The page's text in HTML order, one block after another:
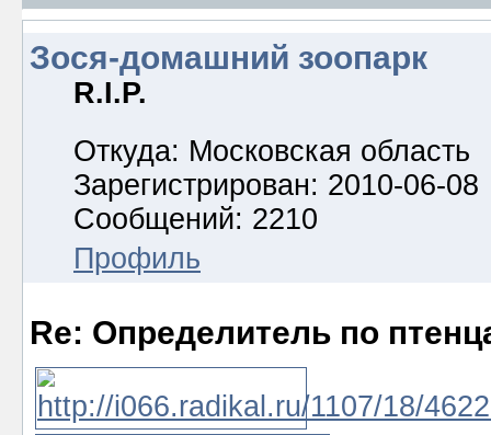
Зося-домашний зоопарк
R.I.P.
Откуда: Московская область
Зарегистрирован: 2010-06-08
Сообщений: 2210
Профиль
Re: Определитель по